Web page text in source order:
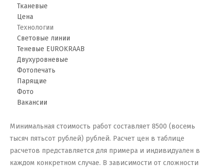
Тканевые
Цена
Технологии
Световые линии
Теневые EUROKRAAB
Двухуровневые
Фотопечать
Парящие
Фото
Вакансии
Минимальная стоимость работ составляет 8500 (восемь
тысяч пятьсот рублей) рублей. Расчет цен в таблице
расчетов представляется для примера и индивидуален в
каждом конкретном случае. В зависимости от сложности